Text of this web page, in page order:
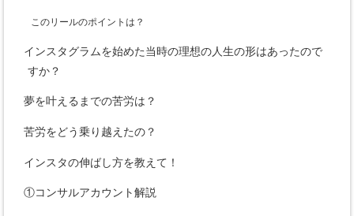
このリールのポイントは？
インスタグラムを始めた当時の理想の人生の形はあったので
すか？
夢を叶えるまでの苦労は？
苦労をどう乗り越えたの？
インスタの伸ばし方を教えて！
①コンサルアカウント解説